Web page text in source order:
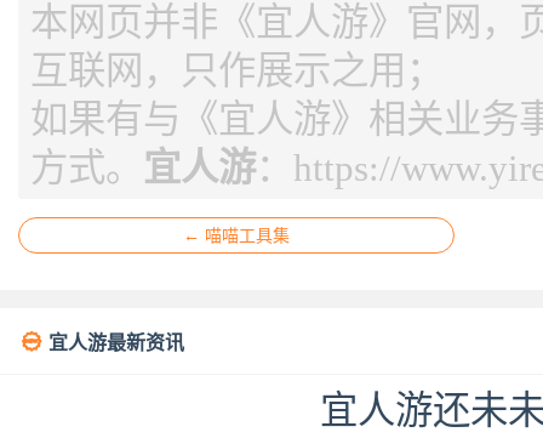
本网页并非《宜人游》官网，
互联网，只作展示之用；
如果有与《宜人游》相关业务
方式。 宜人游： https://
← 喵喵工具集
 宜人游最新资讯
宜人游还未